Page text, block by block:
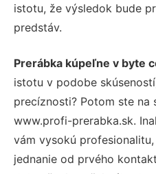
istotu, že výsledok bude
predstáv.
Prerábka kúpeľne v byte
istotu v podobe
precíznosti? Potom ste na
www.profi-prerabka.sk.
vám vysokú
jednanie od prvého